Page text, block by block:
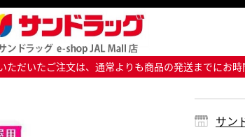
だいたご注文は、通常よりも商品の発送までにお時
サン